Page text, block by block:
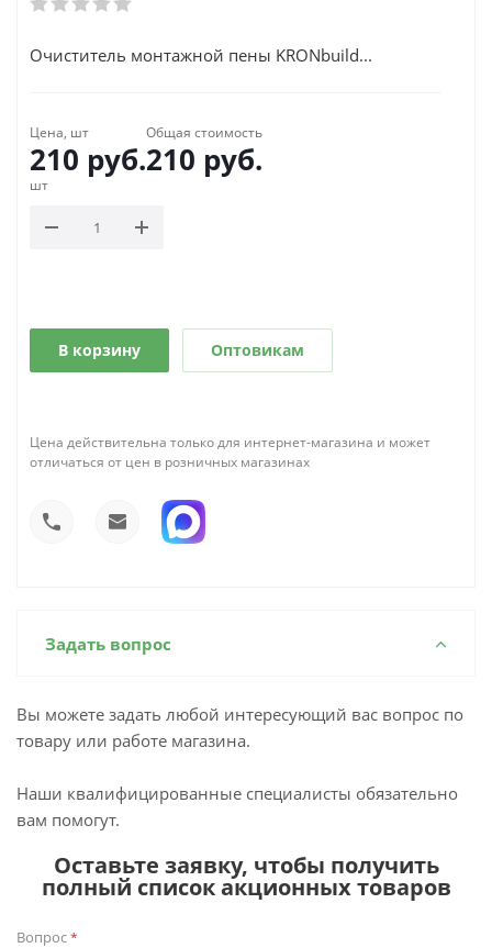
Очиститель монтажной пены KRONbuild...
Цена, шт
210 руб.
Общая стоимость
210 руб.
шт
В корзину Оптовикам
Цена действительна только для интернет-магазина и может
отличаться от цен в розничных магазинах
Задать вопрос
Вы можете задать любой интересующий вас вопрос по
товару или работе магазина.
Наши квалифицированные специалисты обязательно
вам помогут.
Оставьте заявку, чтобы получить
полный список акционных товаров
Вопрос*